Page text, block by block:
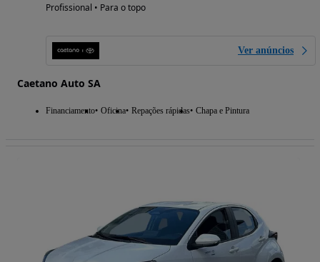
Profissional • Para o topo
Ver anúncios
Caetano Auto SA
Financiamento Oficina Repações rápidas Chapa e Pintura